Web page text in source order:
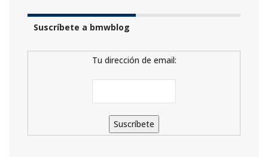
Suscríbete a bmwblog
Tu dirección de email: